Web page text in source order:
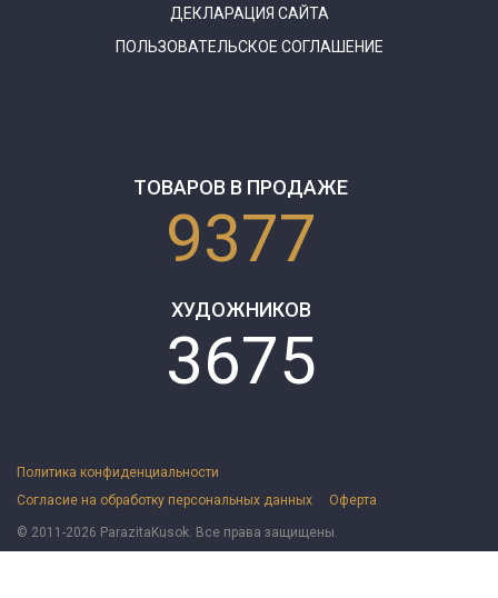
ДЕКЛАРАЦИЯ САЙТА
ПОЛЬЗОВАТЕЛЬСКОЕ СОГЛАШЕНИЕ
ТОВАРОВ В ПРОДАЖЕ
9377
ХУДОЖНИКОВ
3675
Политика конфиденциальности
Согласие на обработку персональных данных
Оферта
© 2011-2026 ParazitaKusok. Все права защищены.